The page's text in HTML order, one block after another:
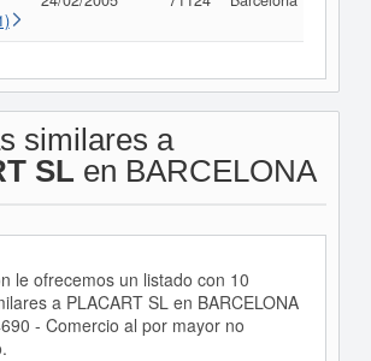
similares a
SL en BARCELONA
le ofrecemos un listado con 10
a PLACART SL en BARCELONA
- Comercio al por mayor no